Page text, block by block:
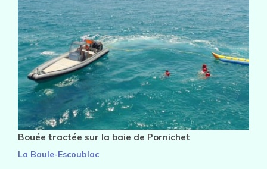
Bouée tractée sur la baie de Pornichet
La Baule-Escoublac